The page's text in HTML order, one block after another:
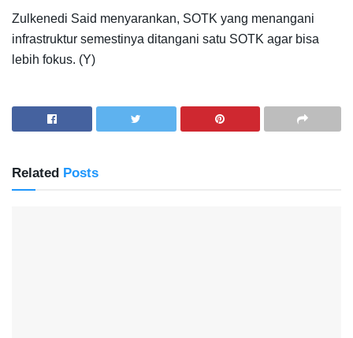
Zulkenedi Said menyarankan, SOTK yang menangani
infrastruktur semestinya ditangani satu SOTK agar bisa
lebih fokus. (Y)
Related Posts